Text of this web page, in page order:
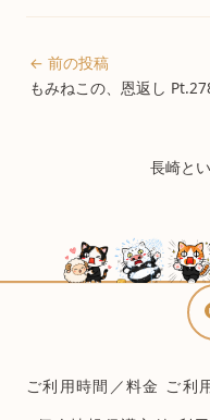
← 前の投稿
もみねこの、恩返し
長崎と
ご利用時間／料金 ご利